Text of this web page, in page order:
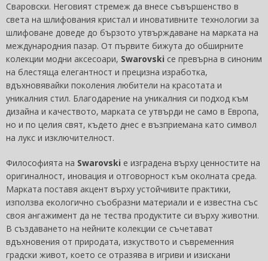
Сваровски. Неговият стремеж да внесе съвършенство в
света на шлифования кристал и иновативните технологии за
шлифоване доведе до бързото утвърждаване на марката на
международния пазар. От първите бижута до обширните
колекции модни аксесоари, Swarovski се превърна в синоним
на блестяща елегантност и прецизна изработка,
вдъхновявайки поколения любители на красотата и
уникалния стил. Благодарение на уникалния си подход към
дизайна и качеството, марката се утвърди не само в Европа,
но и по целия свят, където днес е възприемана като символ
на лукс и изключителност.
Философията на Swarovski е изградена върху ценностите на
оригиналност, иновация и отговорност към околната среда.
Марката поставя акцент върху устойчивите практики,
използва екологично съобразни материали и е известна със
своя ангажимент да не тества продуктите си върху животни.
В създаването на нейните колекции се съчетават
вдъхновения от природата, изкуството и съвременния
градски живот, което се отразява в игриви и изискани